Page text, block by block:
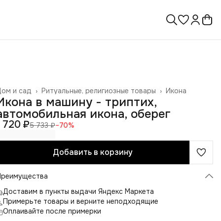
Икона
Ритуальные, религиозные товары ›
и сад ›
›
в машину - триптих,
икона, оберег
720 ₽5 733 ₽−70%
Добавить в корзину
Доставим в пункты выдачи Яндекс Маркета
Примерьте товары и верните неподходящие
Оплаивайте после примерки